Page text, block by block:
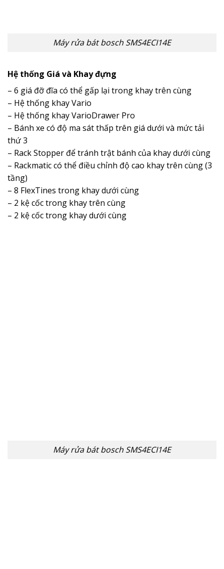
Máy rửa bát bosch SMS4ECI14E
Hệ thống Giá và Khay đựng
– 6 giá đỡ đĩa có thể gấp lại trong khay trên cùng
– Hệ thống khay Vario
– Hệ thống khay VarioDrawer Pro
– Bánh xe có độ ma sát thấp trên giá dưới và mức tải
thứ 3
– Rack Stopper để tránh trật bánh của khay dưới cùng
– Rackmatic có thể điều chỉnh độ cao khay trên cùng (3
tầng)
– 8 FlexTines trong khay dưới cùng
– 2 kệ cốc trong khay trên cùng
– 2 kệ cốc trong khay dưới cùng
Máy rửa bát bosch SMS4ECI14E